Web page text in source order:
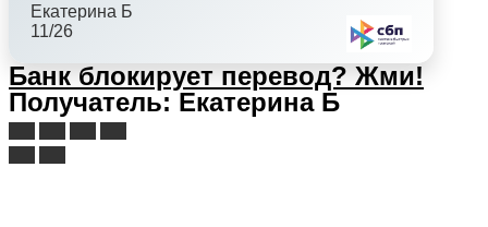
Екатерина Б
11/26
Банк блокирует перевод? Жми!
Получатель: Екатерина Б